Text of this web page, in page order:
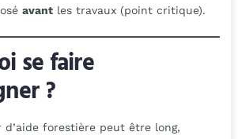
avant les travaux (point critique).
se faire
?
d’aide forestière peut être long,